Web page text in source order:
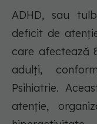
ADHD, sau
deficit de
care afectează
adulți,
Psihiatrie.
atenție,